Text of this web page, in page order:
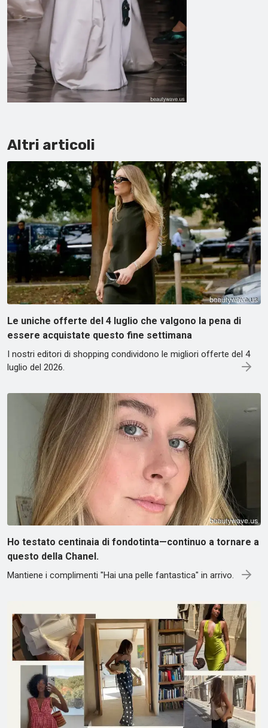
Altri articoli
Le uniche offerte del 4 luglio che valgono la pena di
essere acquistate questo fine settimana
I nostri editori di shopping condividono le migliori offerte del 4
luglio del 2026.
Ho testato centinaia di fondotinta—continuo a tornare a
questo della Chanel.
Mantiene i complimenti "Hai una pelle fantastica" in arrivo.